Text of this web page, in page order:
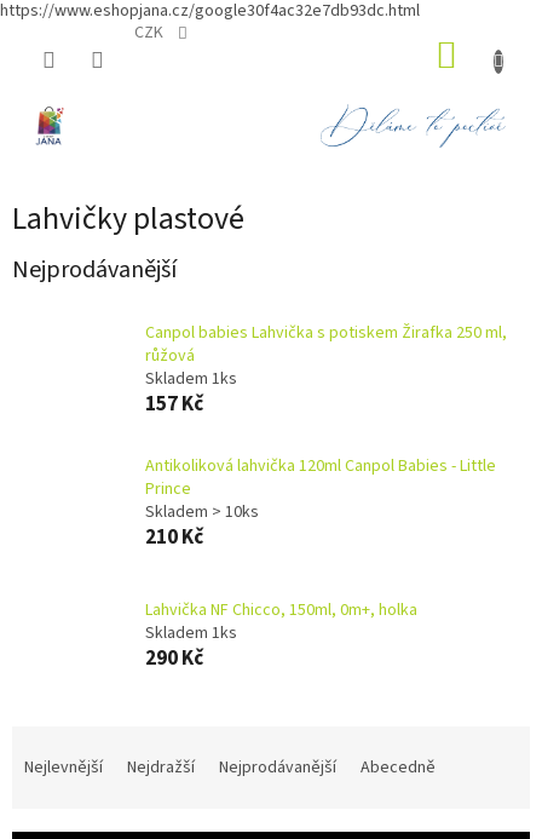
https://www.eshopjana.cz/google30f4ac32e7db93dc.html
CZK
Lahvičky plastové
Nejprodávanější
Canpol babies Lahvička s potiskem Žirafka 250 ml,
růžová
Skladem 1ks
157 Kč
Antikoliková lahvička 120ml Canpol Babies - Little
Prince
Skladem > 10ks
210 Kč
Lahvička NF Chicco, 150ml, 0m+, holka
Skladem 1ks
290 Kč
Nejlevnější Nejdražší Nejprodávanější Abecedně